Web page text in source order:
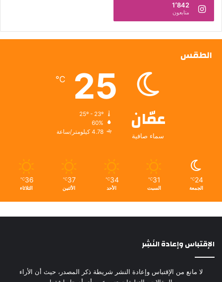
1٬842
متابعون
الطقس
عمّان
سماء صافية
25
℃
60%
4.78 كيلومتر/ساعة
24
℃
الجمعة
31
℃
السبت
34
℃
الأحد
37
℃
الأثنين
36
℃
الثلاثاء
الإقتباس وإعادة النَشِر
لا مانع من الإقتباس وإعادة النشر شريطة ذكر المصدر، حيث أن الأراء